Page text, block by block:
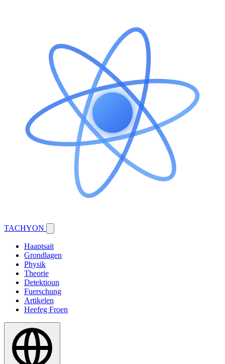
TACHYON
Haaptsait
Grondlagen
Physik
Theorie
Detektioun
Fuerschung
Artikelen
Heefeg Froen